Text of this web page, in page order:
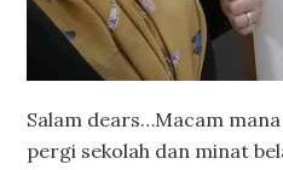
Salam dears…Macam
pergi sekolah dan minat